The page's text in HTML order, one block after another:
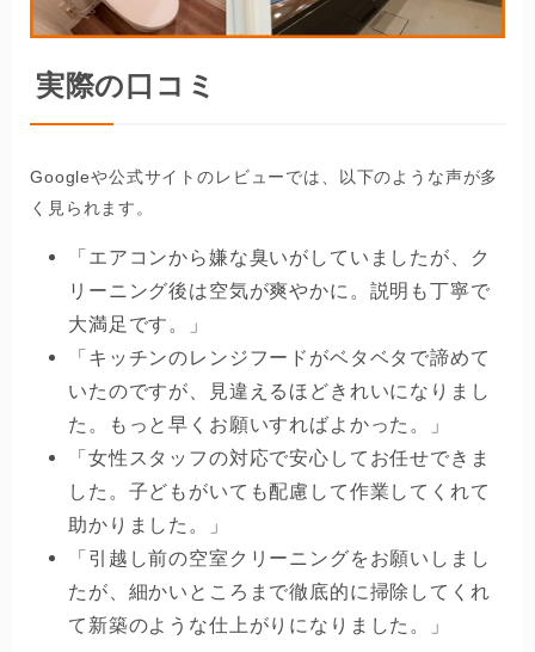
実際の口コミ
Googleや公式サイトのレビューでは、以下のような声が多
く見られます。
「エアコンから嫌な臭いがしていましたが、ク
リーニング後は空気が爽やかに。説明も丁寧で
大満足です。」
「キッチンのレンジフードがベタベタで諦めて
いたのですが、見違えるほどきれいになりまし
た。もっと早くお願いすればよかった。」
「女性スタッフの対応で安心してお任せできま
した。子どもがいても配慮して作業してくれて
助かりました。」
「引越し前の空室クリーニングをお願いしまし
たが、細かいところまで徹底的に掃除してくれ
て新築のような仕上がりになりました。」